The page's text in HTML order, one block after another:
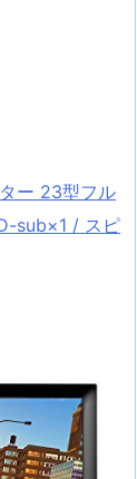
ー 23型フル
sub×1 / スピ